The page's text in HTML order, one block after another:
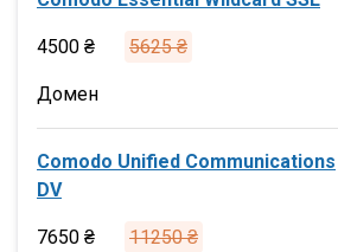
4500 ₴ 5625 ₴
Домен
Comodo Unified Communications
DV
7650 ₴ 11250 ₴